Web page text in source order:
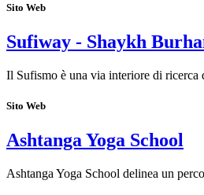
Sito Web
Sufiway - Shaykh
Il Sufismo è una via interiore di
Sito Web
Ashtanga Yoga School
Ashtanga Yoga School delinea un